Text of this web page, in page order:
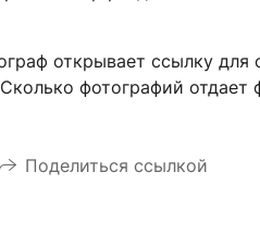
открывает ссылку для
фотографий отдает
Поделиться ссылкой